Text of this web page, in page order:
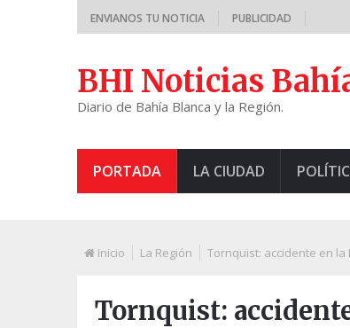
ENVIANOS TU NOTICIA PUBLICIDAD
BHI Noticias
Diario de Bahía Blanca y la Región.
PORTADA LA CIUDAD
Inicio La Región Tornquist: accidente en la
Tornquist: